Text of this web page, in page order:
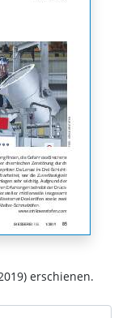
erschienen.